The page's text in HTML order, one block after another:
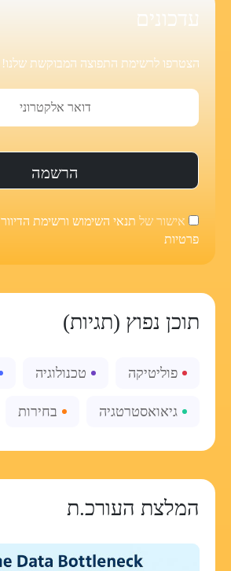
עדכונים
הצטרפו לרשימת התפוצה המבוקשת שלנו!
אישור של תנאי השימוש ורשימת הדיוור
פרטיות
תוכן נפוץ (תגיות)
פוליטיקה טכנולוגיה
גיאואסטרטגיה בחירות
המלצת העורכ.ת